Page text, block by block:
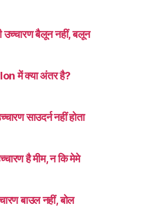
बैलून नहीं, बलून
में क्या अंतर है?
साउदर्न नहीं होता
है मीम, न कि मेमे
बाउल नहीं, बोल